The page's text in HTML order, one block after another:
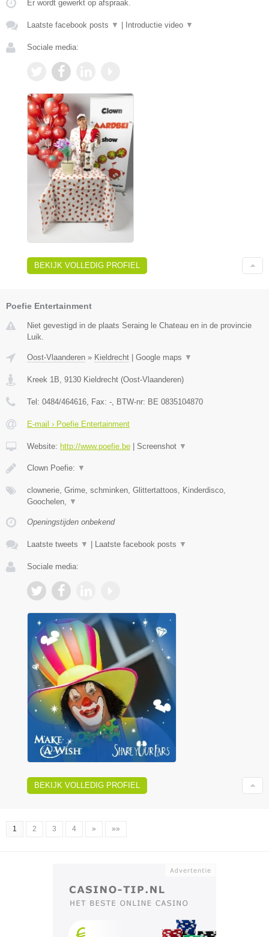
Er wordt gewerkt op afspraak.
Laatste facebook posts ▼ Introductie video ▼
Sociale media:
BEKIJK VOLLEDIG PROFIEL
Poefie Entertainment
Niet gevestigd in de plaats Seraing le Chateau en in de provincie
Luik.
Oost-Vlaanderen » Kieldrecht Google maps ▼
Kreek 1B, 9130 Kieldrecht (Oost-Vlaanderen)
Tel: 0484/464616, Fax: -, BTW-nr: BE 0835104870
E-mail › Poefie Entertainment
Website: http://www.poefie.be Screenshot ▼
Clown Poefie: ▼
clownerie, Grime, schminken, Glittertattoos, Kinderdisco,
Goochelen, ▼
Openingstijden onbekend
Laatste tweets ▼ Laatste facebook posts ▼
Sociale media:
BEKIJK VOLLEDIG PROFIEL
1 2 3 4 » »»